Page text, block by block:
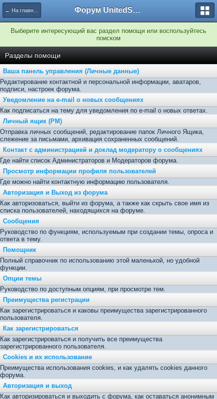
← На главную Форум UnitedSouth
Выберите интересующий вас раздел помощи или воспользуйтесь
поиском
Разделы помощи
Ваша панель управления (Личные данные)
Редактирование контактной и персональной информации, аватаров,
подписи, настроек форума.
Уведомление на e-mail о новых сообщениях
Как подписаться на тему для уведомления по e-mail о новых ответах.
Личный ящик (PM)
Отправка личных сообщений, редактирование папок Личного Ящика,
слежение за письмами, архивация сохраненных сообщений.
Контакт с администрацией и доклад модератору о сообщениях
Где найти список Администраторов и Модераторов форума.
Просмотр информации профиля пользователей
Где можно найти контактную информацию пользователя.
Авторизация и Выход из форума
Как авторизоваться, выйти из форума, а также как скрыть свое имя из
списка пользователей, находящихся на форуме.
Сообщения
Руководство по функциям, используемым при создании темы, опроса и
ответа в тему.
Помощник
Полный справочник по использованию этой маленькой, но удобной
функции.
Опции темы
Руководство по доступным опциям, при просмотре тем.
Преимущества регистрации
Как зарегистрироваться и каковы преимущества зарегистрированного
пользователя.
Как зарегистрироваться
Как зарегистрироваться и получить все преимущества
зарегистрированного пользователя.
Cookies и их использование
Преимущества использования cookies, и как удалять cookies данного
форума.
Авторизация и выход
Как авторизироваться и выходить с форума, как оставаться анонимным